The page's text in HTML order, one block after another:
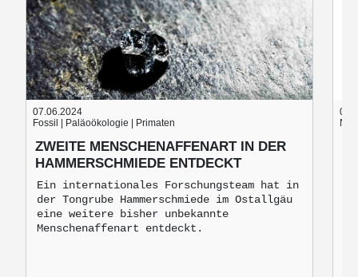
07.06.2024
Fossil | Paläoökologie | Primaten
ZWEITE MENSCHENAFFENART IN DER
HAMMERSCHMIEDE ENTDECKT
Ein internationales Forschungsteam hat in
der Tongrube Hammerschmiede im Ostallgäu
eine weitere bisher unbekannte
Menschenaffenart entdeckt.